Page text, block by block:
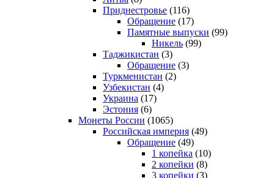
Приднестровье (116)
Обращение (17)
Памятные выпуски (99)
Никель (99)
Таджикистан (3)
Обращение (3)
Туркменистан (2)
Узбекистан (4)
Украина (17)
Эстония (6)
Монеты России (1065)
Российская империя (49)
Обращение (49)
1 копейка (10)
2 копейки (8)
3 копейки (3)